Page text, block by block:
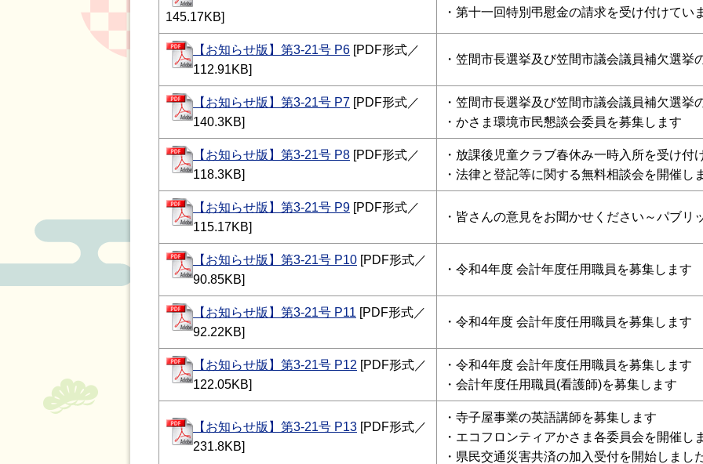
145.17KB]
・ 第十一回特別弔慰金の請求を受け付けてい
【お知らせ版】第3-21号 P6 [PDF形式／
112.91KB]
・ 笠間市長選挙及び笠間市議会議員補欠選挙
【お知らせ版】第3-21号 P7 [PDF形式／
140.3KB]
・笠間市長選挙及び笠間市議会議員補欠選挙
・ かさま環境市民懇談会委員を募集します
【お知らせ版】第3-21号 P8 [PDF形式／
118.3KB]
・ 放課後児童クラブ春休み一時入所を受け付
・法律と登記等に関する無料相談会を開催し
【お知らせ版】第3-21号 P9 [PDF形式／
115.17KB]
・ 皆さんの意見をお聞かせください ～パブリ
【お知らせ版】第3-21号 P10 [PDF形式／
90.85KB]
・ 令和4年度 会計年度任用職員を募集します
【お知らせ版】第3-21号 P11 [PDF形式／
92.22KB]
・令和4年度 会計年度任用職員を募集します
【お知らせ版】第3-21号 P12 [PDF形式／
122.05KB]
・令和4年度 会計年度任用職員を募集します
・会計年度任用職員(看護師)を募集します
【お知らせ版】第3-21号 P13 [PDF形式／
231.8KB]
・ 寺子屋事業の英語講師を募集します
・エコフロンティアかさま各委員会を開催し
・県民交通災害共済の加入受付を開始しまし